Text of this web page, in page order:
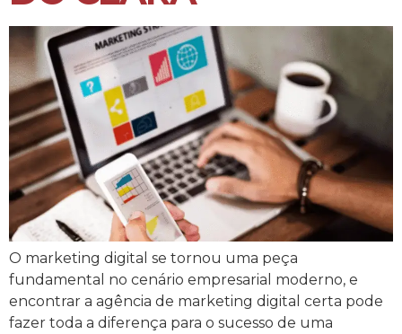
O marketing digital se tornou uma peça
fundamental no cenário empresarial moderno, e
encontrar a agência de marketing digital certa pode
fazer toda a diferença para o sucesso de uma